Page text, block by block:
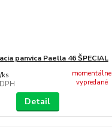
panvica Paella 46 ŠPECIAL
/ks
momentálne
vypredané
Detail